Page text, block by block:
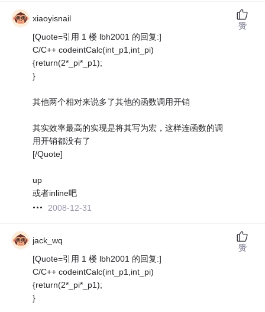
xiaoyisnail
[Quote=引用 1 楼 lbh2001 的回复:]
C/C++ codeintCalc(int_p1,int_pi)
{return(2*_pi*_p1);
}
其他两个相对来说多了其他的函数调用开销
其实效率最高的实现是将其写为宏，这样连函数的调
用开销都没有了
[/Quote]
up
或者inline吧
2008-12-31
赞
jack_wq
[Quote=引用 1 楼 lbh2001 的回复:]
C/C++ codeintCalc(int_p1,int_pi)
{return(2*_pi*_p1);
}
赞